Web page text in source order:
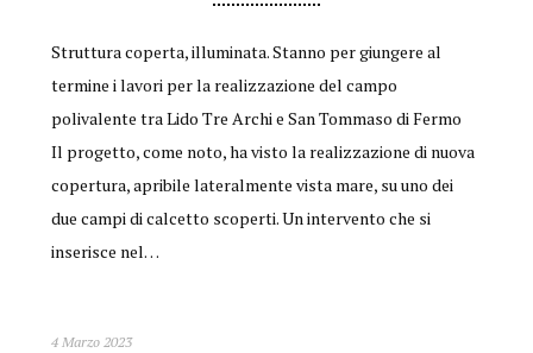
Struttura coperta, illuminata. Stanno per giungere al
termine i lavori per la realizzazione del campo
polivalente tra Lido Tre Archi e San Tommaso di Fermo
Il progetto, come noto, ha visto la realizzazione di nuova
copertura, apribile lateralmente vista mare, su uno dei
due campi di calcetto scoperti. Un intervento che si
inserisce nel…
4 Marzo 2023